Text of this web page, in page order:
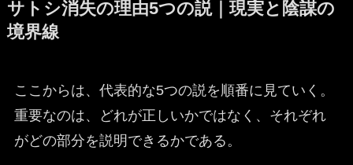
サトシ消失の理由5つの説｜現実と陰謀の
境界線
ここからは、代表的な5つの説を順番に見ていく。
重要なのは、どれが正しいかではなく、それぞれ
がどの部分を説明できるかである。